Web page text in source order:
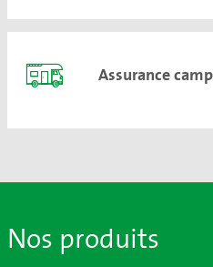
Assurance
Nos produits